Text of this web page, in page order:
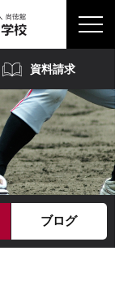
資料請求
ブログ